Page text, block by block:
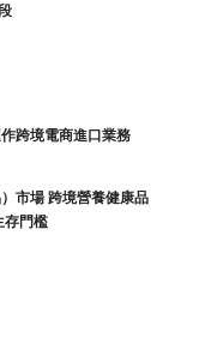
跨境電商進口業務
市場 跨境營養健康品
存門檻